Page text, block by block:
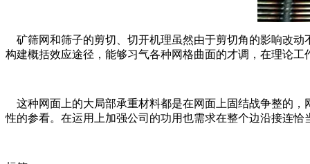
矿筛网和筛子的剪切、切开机理虽然由于剪切角的影响改动
构建概括效应途径，能够习气各种网格曲面的才调，在理论
这种网面上的大局部承重材料都是在网面上固结战争整的，
性的参看。在运用上加强公司的功用也需求在整个边沿接连